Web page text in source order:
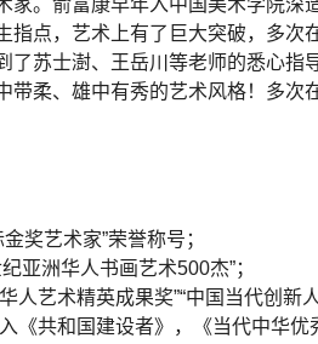
家。俞富康早年入中国美术学院
指点，艺术上有了巨大突破，多
了苏士澍、王岳川等老师的悉心
带柔、雄中有秀的艺术风格！多次
奖艺术家”荣誉称号；
洲华人书画艺术500杰”；
人艺术精英成果奖”“中国当代创新人
《共和国建设者》，《当代中华